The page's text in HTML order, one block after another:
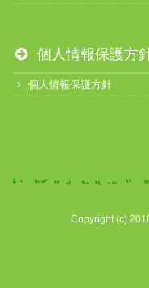
個人情報保護方
個人情報保護方針
Copyright (c)